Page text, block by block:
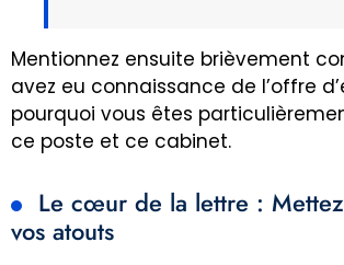
Mentionnez ensuite brièvement
avez eu connaissance de l’offre
pourquoi vous êtes
ce poste et ce cabinet.
Le cœur de la lettre :
vos atouts